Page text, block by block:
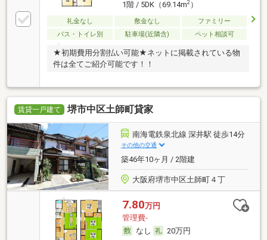
1階 / 5DK（69.14m2）
礼金なし 敷金なし
ファミリー
バス・トイレ別
駐車場(近隣含) ペット相談可
★初期費用分割払い可能★ネットに掲載されている物
件は全てご紹介可能です！！
賃貸一戸建て 堺市中区土師町貸家
南海電鉄泉北線 深井駅 徒歩14分
その他の交通
築46年10ヶ月 / 2階建
大阪府堺市中区土師町４丁
7.80万円
管理費-
なし
20万円